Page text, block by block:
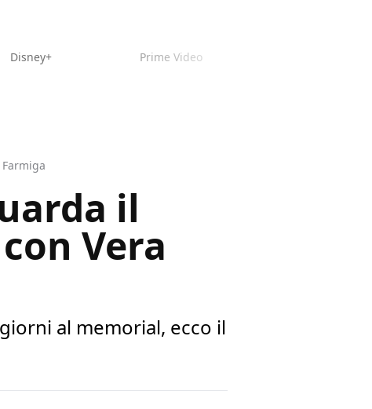
Disney+ Prime Video
il
Vera
al memorial, ecco il